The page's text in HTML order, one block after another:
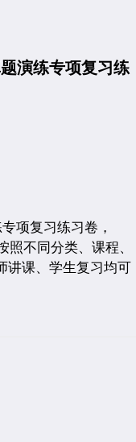
演练专项复习练
项复习练习卷，
不同分类、课程、
讲课、学生复习均可